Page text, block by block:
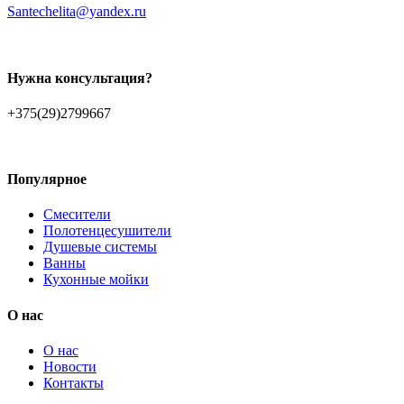
Santechelita@yandex.ru
Нужна консультация?
+375(29)2799667
Популярное
Смесители
Полотенцесушители
Душевые системы
Ванны
Кухонные мойки
О нас
О нас
Новости
Контакты